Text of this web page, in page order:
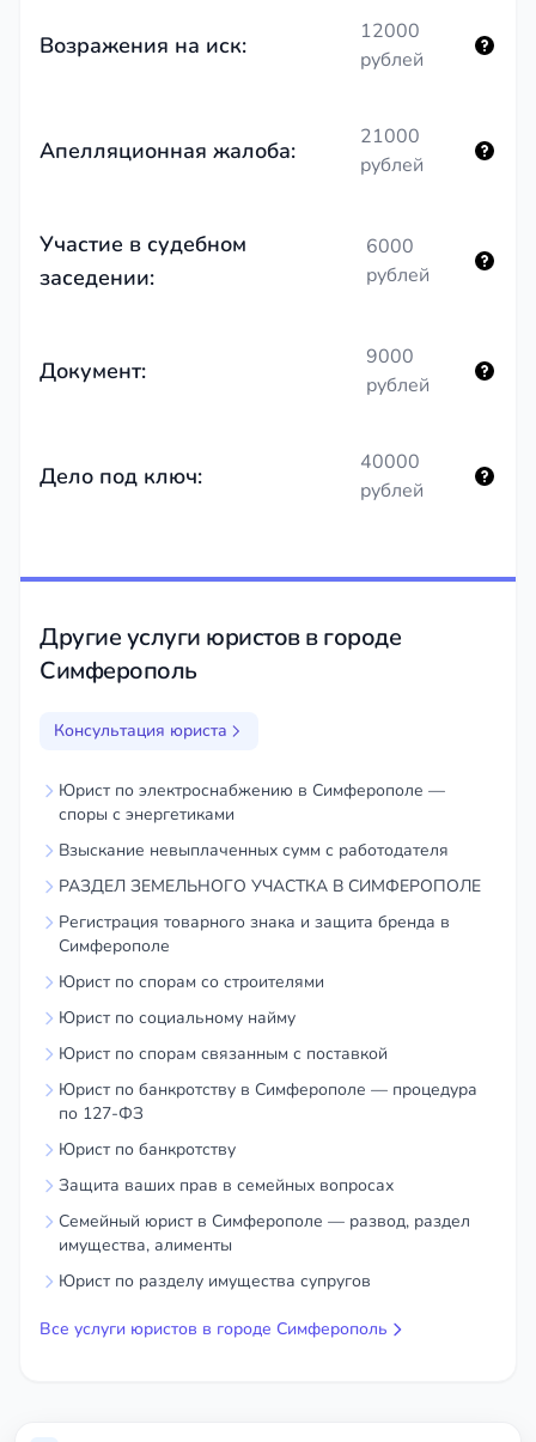
Возражения на иск:
12000
рублей
Апелляционная жалоба:
21000
рублей
Участие в судебном
заседении:
6000
рублей
Документ:
9000
рублей
Дело под ключ:
40000
рублей
Другие услуги юристов в городе
Симферополь
Консультация юриста
Юрист по электроснабжению в Симферополе —
споры с энергетиками
Взыскание невыплаченных сумм с работодателя
РАЗДЕЛ ЗЕМЕЛЬНОГО УЧАСТКА В СИМФЕРОПОЛЕ
Регистрация товарного знака и защита бренда в
Симферополе
Юрист по спорам со строителями
Юрист по социальному найму
Юрист по спорам связанным с поставкой
Юрист по банкротству в Симферополе — процедура
по 127-ФЗ
Юрист по банкротству
Защита ваших прав в семейных вопросах
Семейный юрист в Симферополе — развод, раздел
имущества, алименты
Юрист по разделу имущества супругов
Все услуги юристов в городе Симферополь